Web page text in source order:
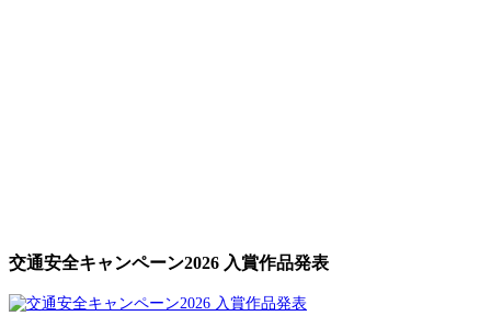
交通安全キャンペーン2026 入賞作品発表